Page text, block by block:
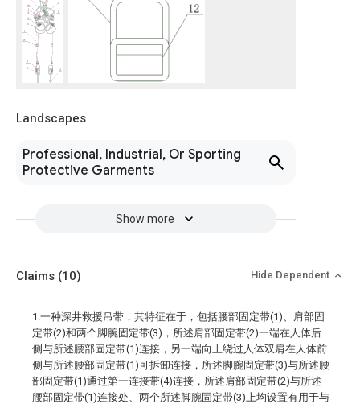
Landscapes
Professional, Industrial, Or Sporting
Protective Garments
Show more
Claims (10) Hide Dependent
1.一种深井救援吊带，其特征在于，包括腰部固定带(1)、肩部固
定带(2)和两个脚腕固定带(3)，所述肩部固定带(2)一端在人体后
侧与所述腰部固定带(1)连接，另一端向上绕过人体双肩在人体前
侧与所述腰部固定带(1)可拆卸连接，所述脚腕固定带(3)与所述腰
部固定带(1)通过第一连接带(4)连接，所述肩部固定带(2)与所述
腰部固定带(1)连接处、两个所述脚腕固定带(3)上均设置有用于与